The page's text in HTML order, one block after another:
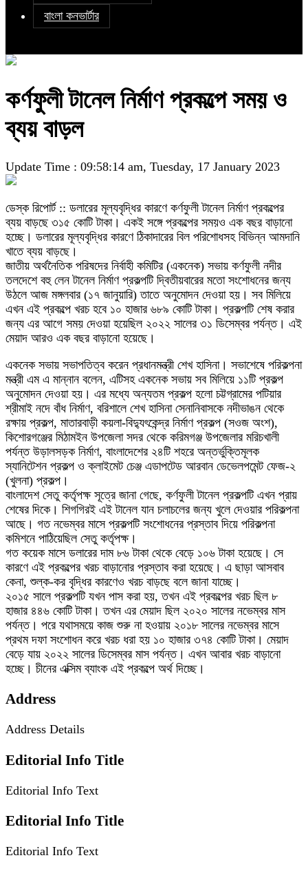
বাংলা কনভার্টার
কর্ণফুলী টানেল নির্মাণ প্রকল্পে সময় ও
ব্যয় বাড়ল
Update Time : 09:58:14 am, Tuesday, 17 January 2023
ডেস্ক রিপোর্ট :: ডলারের মূল্যবৃদ্ধির কারণে কর্ণফুলী টানেল নির্মাণ প্রকল্পের
ব্যয় বাড়ছে ৩১৫ কোটি টাকা। একই সঙ্গে প্রকল্পের সময়ও এক বছর বাড়ানো
হচ্ছে। ডলারের মূল্যবৃদ্ধির কারণে ঠিকাদারের বিল পরিশোধসহ বিভিন্ন আমদানি
খাতে ব্যয় বাড়ছে।
জাতীয় অর্থনৈতিক পরিষদের নির্বাহী কমিটির (একনেক) সভায় কর্ণফুলী নদীর
তলদেশে বহু লেন টানেল নির্মাণ প্রকল্পটি দ্বিতীয়বারের মতো সংশোধনের জন্য
উঠলে আজ মঙ্গলবার (১৭ জানুয়ারি) তাতে অনুমোদন দেওয়া হয়। সব মিলিয়ে
এখন এই প্রকল্পে খরচ হবে ১০ হাজার ৬৮৯ কোটি টাকা। প্রকল্পটি শেষ করার
জন্য এর আগে সময় দেওয়া হয়েছিল ২০২২ সালের ৩১ ডিসেম্বর পর্যন্ত। এই
মেয়াদ আরও এক বছর বাড়ানো হয়েছে।
একনেক সভায় সভাপতিত্ব করেন প্রধানমন্ত্রী শেখ হাসিনা। সভাশেষে পরিকল্পনা
মন্ত্রী এম এ মান্নান বলেন, এটিসহ একনেক সভায় সব মিলিয়ে ১১টি প্রকল্প
অনুমোদন দেওয়া হয়। এর মধ্যে অন্যতম প্রকল্প হলো চট্টগ্রামের পটিয়ার
শ্রীমাই নদে বাঁধ নির্মাণ, বরিশালে শেখ হাসিনা সেনানিবাসকে নদীভাঙন থেকে
রক্ষায় প্রকল্প, মাতারবাড়ী কয়লা-বিদ্যুৎকেন্দ্র নির্মাণ প্রকল্প (সওজ অংশ),
কিশোরগঞ্জের মিঠামইন উপজেলা সদর থেকে করিমগঞ্জ উপজেলার মরিচখালী
পর্যন্ত উড়ালসড়ক নির্মাণ, বাংলাদেশের ২৪টি শহরে অন্তর্ভুক্তিমূলক
স্যানিটেশন প্রকল্প ও ক্লাইমেট চেঞ্জ এডাপটেড আরবান ডেভেলপমেন্ট ফেজ-২
(খুলনা) প্রকল্প।
বাংলাদেশ সেতু কর্তৃপক্ষ সূত্রে জানা গেছে, কর্ণফুলী টানেল প্রকল্পটি এখন প্রায়
শেষের দিকে। শিগগিরই এই টানেল যান চলাচলের জন্য খুলে দেওয়ার পরিকল্পনা
আছে। গত নভেম্বর মাসে প্রকল্পটি সংশোধনের প্রস্তাব দিয়ে পরিকল্পনা
কমিশনে পাঠিয়েছিল সেতু কর্তৃপক্ষ।
গত কয়েক মাসে ডলারের দাম ৮৬ টাকা থেকে বেড়ে ১০৬ টাকা হয়েছে। সে
কারণে এই প্রকল্পের খরচ বাড়ানোর প্রস্তাব করা হয়েছে। এ ছাড়া আসবাব
কেনা, শুল্ক-কর বৃদ্ধির কারণেও খরচ বাড়ছে বলে জানা যাচ্ছে।
২০১৫ সালে প্রকল্পটি যখন পাস করা হয়, তখন এই প্রকল্পের খরচ ছিল ৮
হাজার ৪৪৬ কোটি টাকা। তখন এর মেয়াদ ছিল ২০২০ সালের নভেম্বর মাস
পর্যন্ত। পরে যথাসময়ে কাজ শুরু না হওয়ায় ২০১৮ সালের নভেম্বর মাসে
প্রথম দফা সংশোধন করে খরচ ধরা হয় ১০ হাজার ৩৭৪ কোটি টাকা। মেয়াদ
বেড়ে যায় ২০২২ সালের ডিসেম্বর মাস পর্যন্ত। এখন আবার খরচ বাড়ানো
হচ্ছে। চীনের এক্সিম ব্যাংক এই প্রকল্পে অর্থ দিচ্ছে।
Address
Address Details
Editorial Info Title
Editorial Info Text
Editorial Info Title
Editorial Info Text